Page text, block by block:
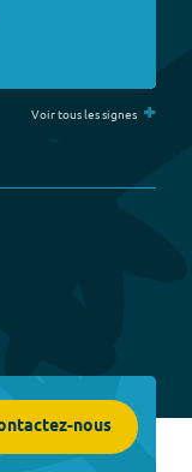
Voir tous les signes +
nous